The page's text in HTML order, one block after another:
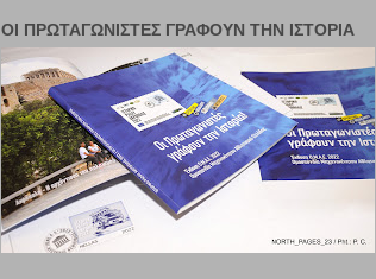
ΟΙ ΠΡΩΤΑΓΩΝΙΣΤΈΣ ΓΡΆΦΟΥΝ ΤΗΝ ΙΣΤΟΡΊΑ